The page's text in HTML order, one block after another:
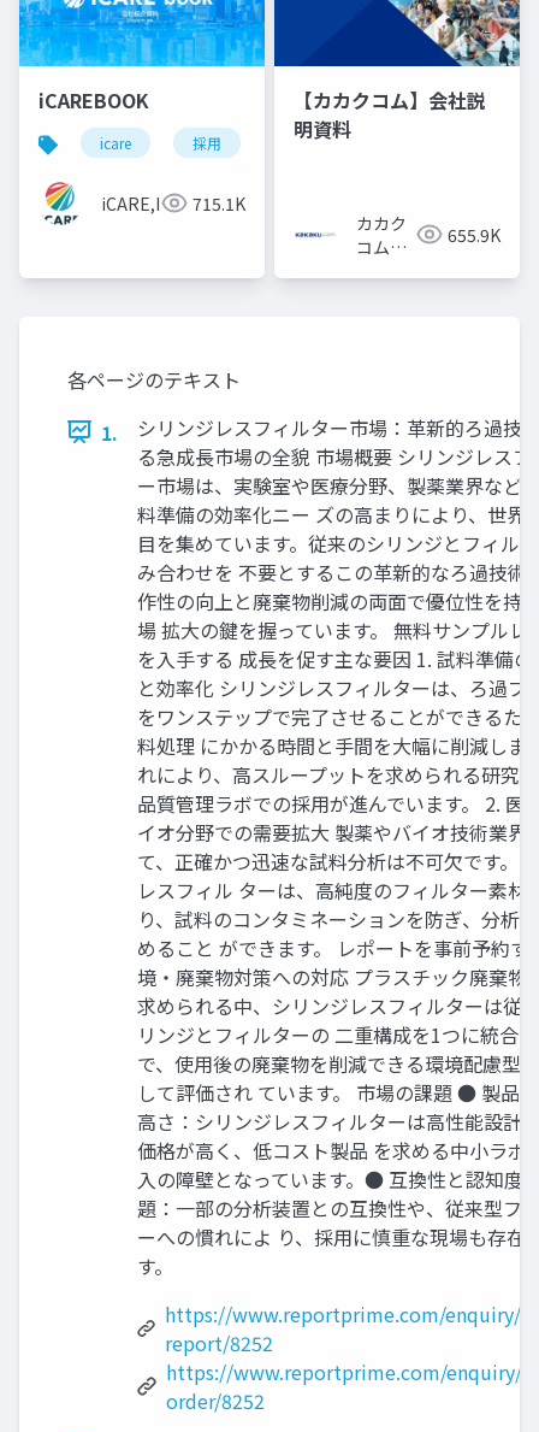
iCAREBOOK
icare 採用 カルチャーデック
iCARE,Inc 715.1K
【カカクコム】会社説
明資料
カカク
コム採
655.9K
各ページのテキスト
1.
シリンジレスフィルター市場：革新的ろ過技
る急成長市場の全貌 市場概要 シリンジレスフ
ー市場は、実験室や医療分野、製薬業界など
料準備の効率化ニー ズの高まりにより、世界
目を集めています。従来のシリンジとフィル
み合わせを 不要とするこの革新的なろ過技術
作性の向上と廃棄物削減の両面で優位性を持
場 拡大の鍵を握っています。 無料サンプルレ
を入手する 成長を促す主な要因 1. 試料準備
と効率化 シリンジレスフィルターは、ろ過プ
をワンステップで完了させることができるた
料処理 にかかる時間と手間を大幅に削減しま
れにより、高スループットを求められる研究
品質管理ラボでの採用が進んでいます。 2. 医
イオ分野での需要拡大 製薬やバイオ技術業界
て、正確かつ迅速な試料分析は不可欠です。
レスフィル ターは、高純度のフィルター素材
り、試料のコンタミネーションを防ぎ、分析
めること ができます。 レポートを事前予約す
境・廃棄物対策への対応 プラスチック廃棄物
求められる中、シリンジレスフィルターは従
リンジとフィルターの 二重構成を1つに統合
で、使用後の廃棄物を削減できる環境配慮型
して評価され ています。 市場の課題 ●​ 製品
高さ：シリンジレスフィルターは高性能設計
価格が高く、低コスト製品 を求める中小ラボ
入の障壁となっています。​ ●​ 互換性と認知度
題：一部の分析装置との互換性や、従来型フ
ーへの慣れによ り、採用に慎重な現場も存在
す。​
https://www.reportprime.com/enquiry/
report/8252
https://www.reportprime.com/enquiry/
order/8252